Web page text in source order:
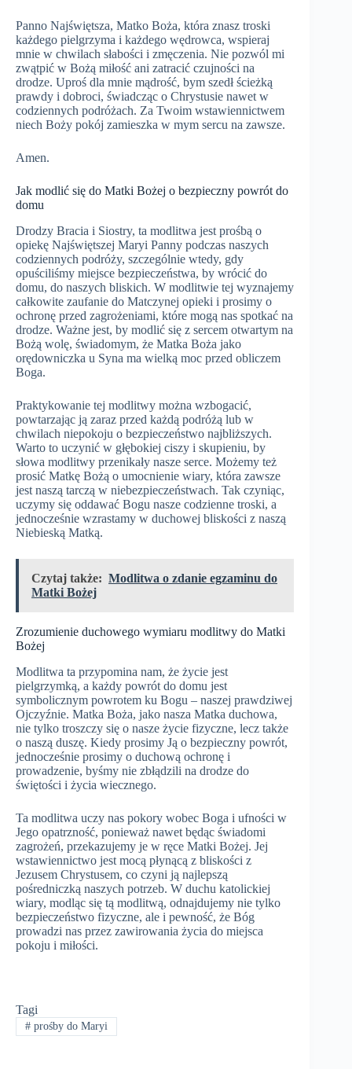
Panno Najświętsza, Matko Boża, która znasz troski
każdego pielgrzyma i każdego wędrowca, wspieraj
mnie w chwilach słabości i zmęczenia. Nie pozwól mi
zwątpić w Bożą miłość ani zatracić czujności na
drodze. Uproś dla mnie mądrość, bym szedł ścieżką
prawdy i dobroci, świadcząc o Chrystusie nawet w
codziennych podróżach. Za Twoim wstawiennictwem
niech Boży pokój zamieszka w mym sercu na zawsze.
Amen.
Jak modlić się do Matki Bożej o bezpieczny powrót do
domu
Drodzy Bracia i Siostry, ta modlitwa jest prośbą o
opiekę Najświętszej Maryi Panny podczas naszych
codziennych podróży, szczególnie wtedy, gdy
opuściliśmy miejsce bezpieczeństwa, by wrócić do
domu, do naszych bliskich. W modlitwie tej wyznajemy
całkowite zaufanie do Matczynej opieki i prosimy o
ochronę przed zagrożeniami, które mogą nas spotkać na
drodze. Ważne jest, by modlić się z sercem otwartym na
Bożą wolę, świadomym, że Matka Boża jako
orędowniczka u Syna ma wielką moc przed obliczem
Boga.
Praktykowanie tej modlitwy można wzbogacić,
powtarzając ją zaraz przed każdą podróżą lub w
chwilach niepokoju o bezpieczeństwo najbliższych.
Warto to uczynić w głębokiej ciszy i skupieniu, by
słowa modlitwy przenikały nasze serce. Możemy też
prosić Matkę Bożą o umocnienie wiary, która zawsze
jest naszą tarczą w niebezpieczeństwach. Tak czyniąc,
uczymy się oddawać Bogu nasze codzienne troski, a
jednocześnie wzrastamy w duchowej bliskości z naszą
Niebieską Matką.
Czytaj także: Modlitwa o zdanie egzaminu do
Matki Bożej
Zrozumienie duchowego wymiaru modlitwy do Matki
Bożej
Modlitwa ta przypomina nam, że życie jest
pielgrzymką, a każdy powrót do domu jest
symbolicznym powrotem ku Bogu – naszej prawdziwej
Ojczyźnie. Matka Boża, jako nasza Matka duchowa,
nie tylko troszczy się o nasze życie fizyczne, lecz także
o naszą duszę. Kiedy prosimy Ją o bezpieczny powrót,
jednocześnie prosimy o duchową ochronę i
prowadzenie, byśmy nie zbłądzili na drodze do
świętości i życia wiecznego.
Ta modlitwa uczy nas pokory wobec Boga i ufności w
Jego opatrzność, ponieważ nawet będąc świadomi
zagrożeń, przekazujemy je w ręce Matki Bożej. Jej
wstawiennictwo jest mocą płynącą z bliskości z
Jezusem Chrystusem, co czyni ją najlepszą
pośredniczką naszych potrzeb. W duchu katolickiej
wiary, modląc się tą modlitwą, odnajdujemy nie tylko
bezpieczeństwo fizyczne, ale i pewność, że Bóg
prowadzi nas przez zawirowania życia do miejsca
pokoju i miłości.
Tagi
#prośby do Maryi